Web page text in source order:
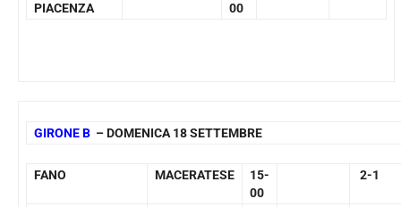
PIACENZA
00
GIRONE B – DOMENICA 18 SETTEMBRE
FANO MACERATESE
15-
00
2-1